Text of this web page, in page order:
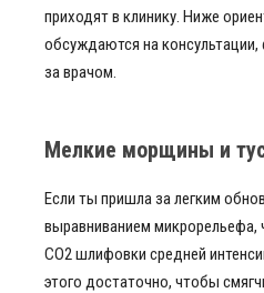
приходят в клинику. Ниже
обсуждаются на
за врачом.
Мелкие морщины и
Если ты пришла за легким
выравниванием микрорельефа,
CO2 шлифовки средней
этого достаточно, чтобы